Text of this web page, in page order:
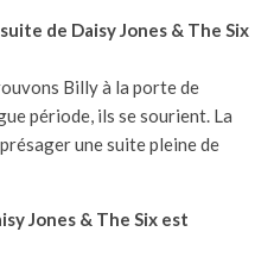
de Daisy Jones & The Six
Billy à la porte de
période, ils se sourient. La
une suite pleine de
Jones & The Six est